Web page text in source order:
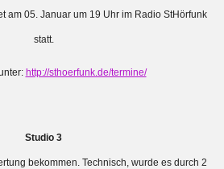
am 05. Januar um 19 Uhr im Radio StHörfunk
statt.
http://sthoerfunk.de/termine/
Studio 3
bekommen. Technisch, wurde es durch 2